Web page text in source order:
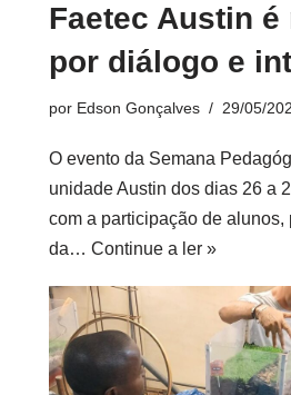
Faetec Austin é
por diálogo e
por Edson Gonçalves 29/05/
O evento da Semana
unidade Austin dos dias 26 a
com a participação de alunos,
da… Continue a ler »